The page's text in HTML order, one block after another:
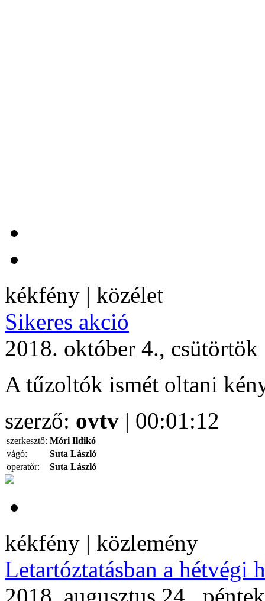
kékfény | közélet
Sikeres akció
2018. október 4., csütörtök
A tűzoltók ismét oltani
szerző: ovtv | 00:01:12
szerkesztő: Móri Ildikó
vágó:
Suta László
operatőr:
Suta László
kékfény | közlemény
Letartóztatásban a hétvégi